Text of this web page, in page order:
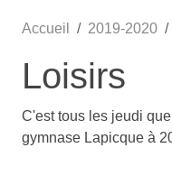
Accueil 2019-2020
Loisirs
C'est tous les jeudi
gymnase Lapicque à